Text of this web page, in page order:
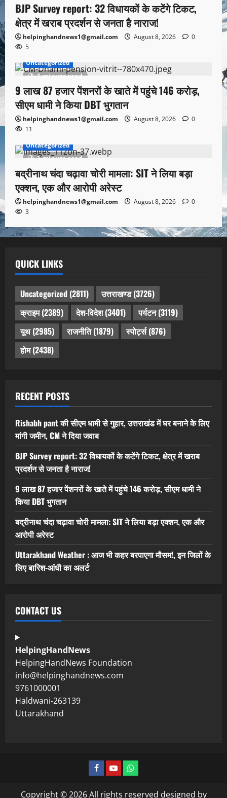
BJP Survey report: 32 विधायकों के कटेंगे टिकट,
क्षेत्र में खराब प्रदर्शन से जनता है नाराज!
helpinghandnews1@gmail.com August 8, 2026
0
5
1 minute read
Uncategorized
9 लाख 87 हजार पेंशनरों के खाते में पहुंचे 146 करोड़,
सीएम धामी ने किया DBT भुगतान
helpinghandnews1@gmail.com August 8, 2026
0
11
1 minute read
Uncategorized
बद्रीनाथ चंदा चढ़ावा चोरी मामला: SIT ने लिया बड़ा
एक्शन, एक और आरोपी अरेस्ट
helpinghandnews1@gmail.com August 8, 2026
0
3
QUICK LINKS
Uncategorized (2811) उत्तराखण्ड(3726)
क्राइम(2389) देश-विदेश(3401) पर्यटन(3119)
यूथ(2985) राजनीति(1879) स्पोर्ट्स(876)
होम(2438)
RECENT POSTS
Rishabh pant की सीएम धामी से गुहार, उत्तराखंड में घर बनाने के लिए
मांगी जमीन, CM ने दिया जवाब
BJP Survey report: 32 विधायकों के कटेंगे टिकट, क्षेत्र में खराब
प्रदर्शन से जनता है नाराज!
9 लाख 87 हजार पेंशनरों के खाते में पहुंचे 146 करोड़, सीएम धामी ने
किया DBT भुगतान
बद्रीनाथ चंदा चढ़ावा चोरी मामला: SIT ने लिया बड़ा एक्शन, एक और
आरोपी अरेस्ट
Uttarakhand Weather : आज भी कहर बरपाएगा मौसम!, इन जिलों के
लिए बारिश-आंधी का अलर्ट
CONTACT US
HelpingHandNews
HelpingHandNews Foundation
info@helpinghandnews.com
9761000001
Haldwani-263139
Uttarakhand
Copyright © 2026 All rights reserved designed by